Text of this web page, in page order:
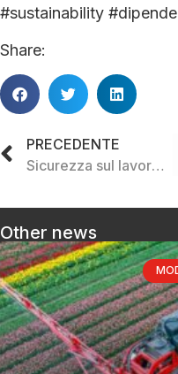
#sustainability
Share:
PRECEDENTE
Sicurezza sul lavoro: l’azienda prevede normative ad hoc
Other news